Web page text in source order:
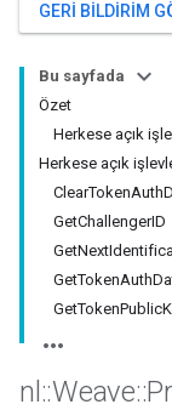
GERI BILDIRIM
Bu sayfada
Özet
Herkese açık
Herkese açık
GetChallengerID
nl ::Weave::